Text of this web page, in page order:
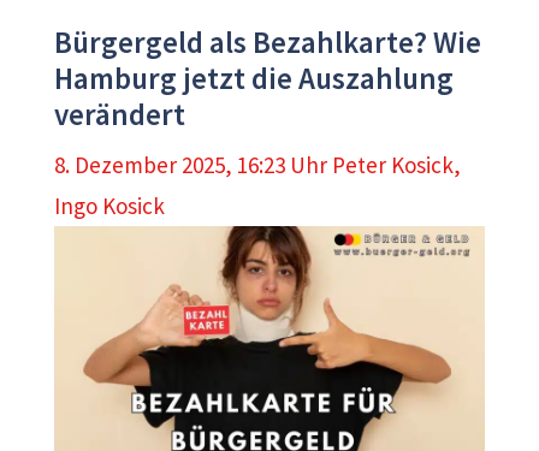
Bürgergeld als Bezahlkarte? Wie
Hamburg jetzt die Auszahlung
verändert
8. Dezember 2025, 16:23 Uhr Peter Kosick,
Ingo Kosick